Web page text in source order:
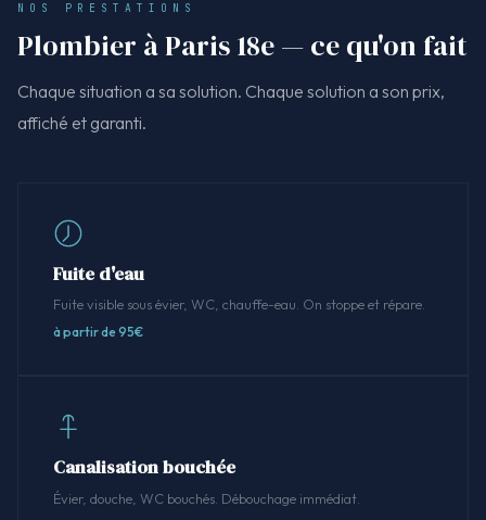
NOS PRESTATIONS
Plombier à Paris 18e — ce qu'on fait
Chaque situation a sa solution. Chaque solution a son prix,
affiché et garanti.
Fuite d'eau
Fuite visible sous évier, WC, chauffe-eau. On stoppe et répare.
à partir de 95€
Canalisation bouchée
Évier, douche, WC bouchés. Débouchage immédiat.